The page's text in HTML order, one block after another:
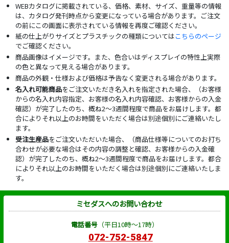
WEBカタログに掲載されている、価格、素材、サイズ、重量等の情報
は、カタログ発刊時点から変更になっている場合があります。ご注文
の前にこの画面に表示されている情報を再度ご確認ください。
紙の仕上がりサイズとプラスチックの種類についてはこちらのページ
でご確認ください。
商品画像はイメージです。また、色合いはディスプレイの特性上実際
の色と異なって見える場合があります。
商品の外観・仕様および価格は予告なく変更される場合があります。
名入れ可能商品をご注文いただき名入れを指定された場合、（お客様
からの名入れ内容指定、お客様の名入れ内容確認、お客様からの入金
確認）が完了したのち、概ね2～3週間程度で商品をお届けします。都
合によりそれ以上のお時間をいただく場合は別途個別にご連絡いたし
ます。
受注生産品をご注文いただいた場合、（商品仕様等についてのお打ち
合わせが必要な場合はその内容の調整と確認、お客様からの入金確
認）が完了したのち、概ね2～3週間程度で商品をお届けします。都合
によりそれ以上のお時間をいただく場合は別途個別にご連絡いたしま
す。
ミセダスへのお問い合わせ
電話番号（平日10時～17時）
072-752-5847